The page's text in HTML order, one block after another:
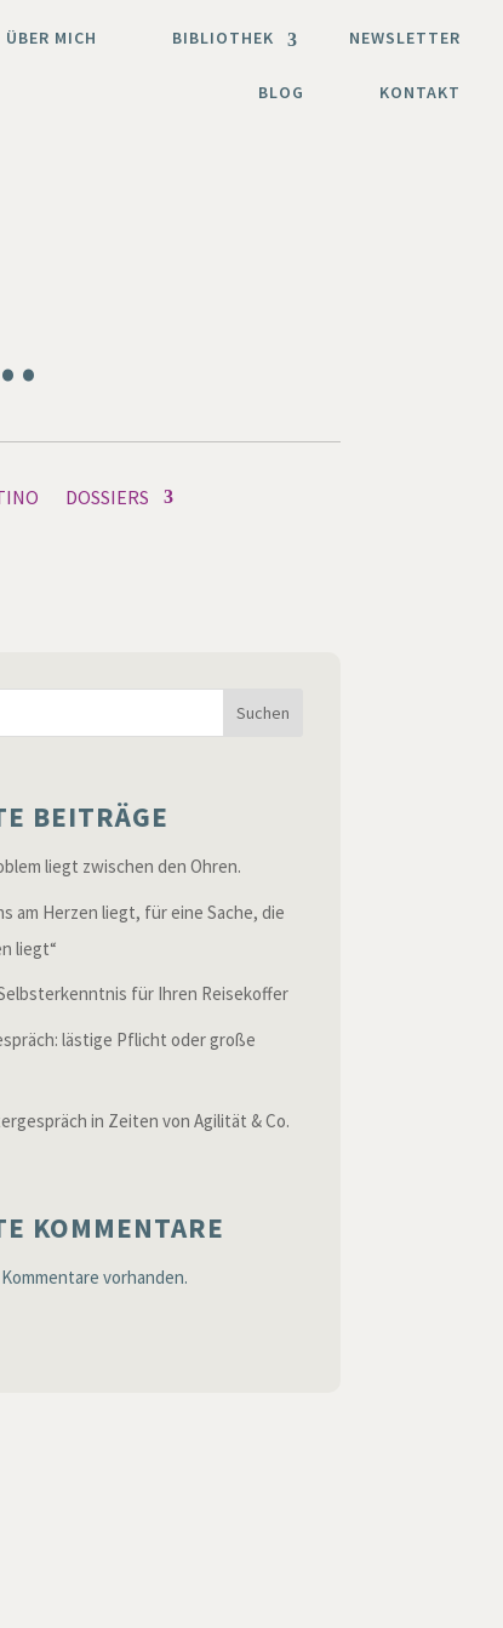
ÜBER MICH BIBLIOTHEK NEWSLETTER
BLOG KONTAKT
DOSSIERS
Suchen
BEITRÄGE
liegt zwischen den Ohren.
am Herzen liegt, für eine Sache, die
liegt“
für Ihren Reisekoffer
lästige Pflicht oder große
in Zeiten von Agilität & Co.
KOMMENTARE
vorhanden.